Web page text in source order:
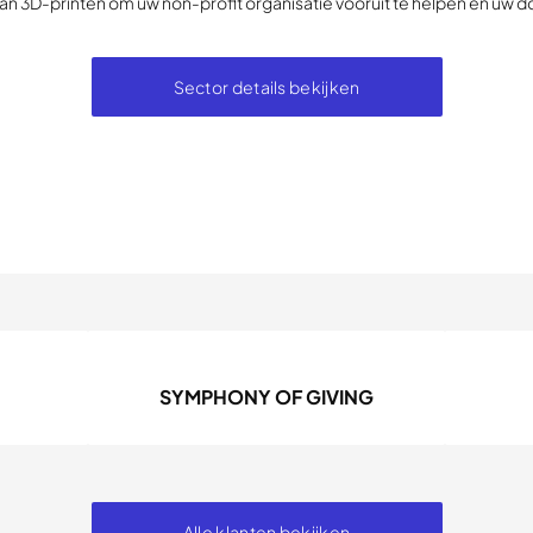
Sector details bekijken
SYMPHONY OF GIVING